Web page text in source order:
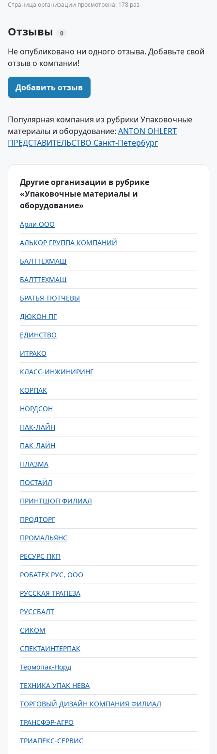
Страница организации просмотрена: 178 раз
Отзывы 0
Не опубликовано ни одного отзыва. Добавьте свой
отзыв о компании!
Добавить отзыв
Популярная компания из рубрики Упаковочные
материалы и оборудование: ANTON OHLERT
ПРЕДСТАВИТЕЛЬСТВО Санкт-Петербург
Другие организации в рубрике
«Упаковочные материалы и
оборудование»
Арли ООО
АЛЬКОР ГРУППА КОМПАНИЙ
БАЛТТЕХМАШ
БАЛТТЕХМАШ
БРАТЬЯ ТЮТЧЕВЫ
ДЮКОН ПГ
ЕДИНСТВО
ИТРАКО
КЛАСС-ИНЖИНИРИНГ
КОРПАК
НОРДСОН
ПАК-ЛАЙН
ПАК-ЛАЙН
ПЛАЗМА
ПОСТАЙЛ
ПРИНТШОП ФИЛИАЛ
ПРОДТОРГ
ПРОМАЛЬЯНС
РЕСУРС ПКП
РОБАТЕХ РУС, ООО
РУССКАЯ ТРАПЕЗА
РУССБАЛТ
СИКОМ
СПЕКТАИНТЕРПАК
Термопак-Норд
ТЕХНИКА УПАК НЕВА
ТОРГОВЫЙ ДИЗАЙН КОМПАНИЯ ФИЛИАЛ
ТРАНСФЭР-АГРО
ТРИАПЕКС-СЕРВИС